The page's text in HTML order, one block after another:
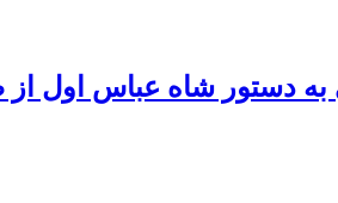
به دستور شاه عباس اول